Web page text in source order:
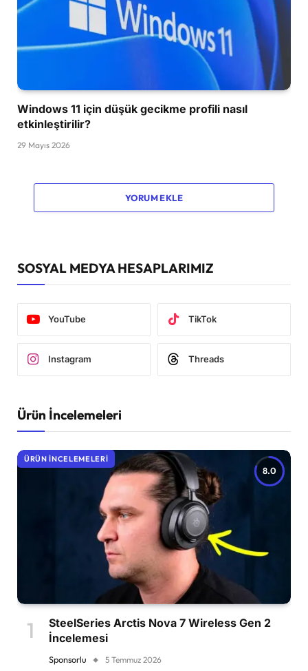
Windows 11 için düşük gecikme profili nasıl
etkinleştirilir?
29 Mayıs 2026
YORUM EKLE
SOSYAL MEDYA HESAPLARIMIZ
YouTube TikTok
Instagram Threads
Ürün İncelemeleri
8.0
ÜRÜN İNCELEMELERI
SteelSeries Arctis Nova 7 Wireless Gen 2
İncelemesi
Sponsorlu 5 Temmuz 2026